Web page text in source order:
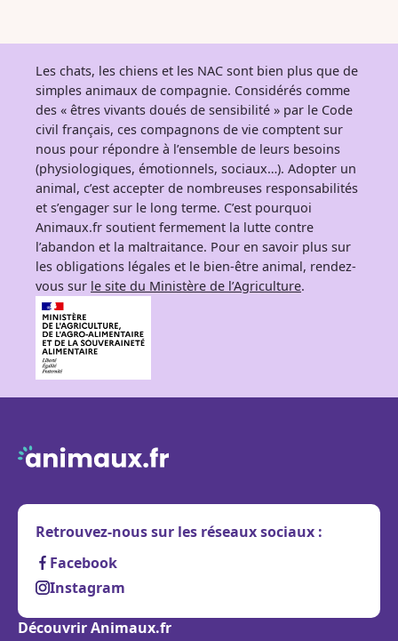
Les chats, les chiens et les NAC sont bien plus que de
simples animaux de compagnie. Considérés comme
des « êtres vivants doués de sensibilité » par le Code
civil français, ces compagnons de vie comptent sur
nous pour répondre à l’ensemble de leurs besoins
(physiologiques, émotionnels, sociaux…). Adopter un
animal, c’est accepter de nombreuses responsabilités
et s’engager sur le long terme. C’est pourquoi
Animaux.fr soutient fermement la lutte contre
l’abandon et la maltraitance. Pour en savoir plus sur
les obligations légales et le bien-être animal, rendez-
vous sur le site du Ministère de l’Agriculture.
Retrouvez-nous sur les réseaux sociaux :
Facebook
Instagram
Découvrir Animaux.fr